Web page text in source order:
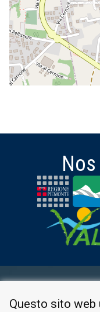
Questo sito